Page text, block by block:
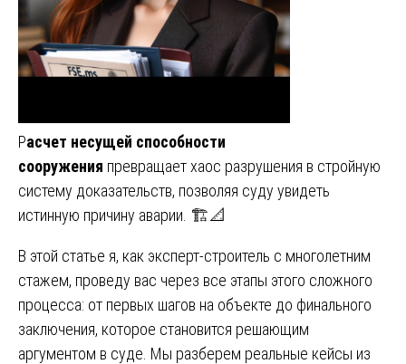
Расчет несущей способности
сооружения превращает хаос разрушения в стройную
систему доказательств, позволяя суду увидеть
истинную причину аварии. 🏗️📐
В этой статье я, как эксперт-строитель с многолетним
стажем, проведу вас через все этапы этого сложного
процесса: от первых шагов на объекте до финального
заключения, которое становится решающим
аргументом в суде. Мы разберем реальные кейсы из